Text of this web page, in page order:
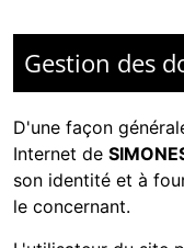
Gestion des
D'une façon
Internet de
son identité et à
le concernant.